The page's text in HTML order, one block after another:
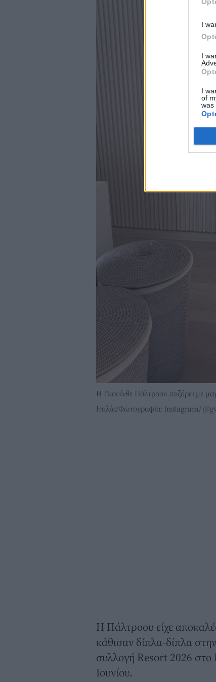
I
I
I
of
was
Η Γκουίνθε Πάλτροου ποζάρει με
Ιταλία/Φωτογραφία: Instagram/
Η Πάλτροου είχε
κάθισαν δίπλα-δίπλα
συλλογή Resort 2026 στο
Ιουνίου.